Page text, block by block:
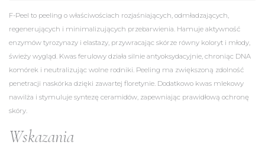
F-Peel to peeling o właściwościach rozjaśniających, odmładzających,
regenerujących i minimalizujących przebarwienia. Hamuje aktywność
enzymów tyrozynazy i elastazy, przywracając skórze równy koloryt i młody,
świeży wygląd. Kwas ferulowy działa silnie antyoksydacyjnie, chroniąc DNA
komórek i neutralizując wolne rodniki. Peeling ma zwiększoną zdolność
penetracji naskórka dzięki zawartej floretynie. Dodatkowo kwas mlekowy
nawilża i stymuluje syntezę ceramidów, zapewniając prawidłową ochronę
skóry.
Wskazania​